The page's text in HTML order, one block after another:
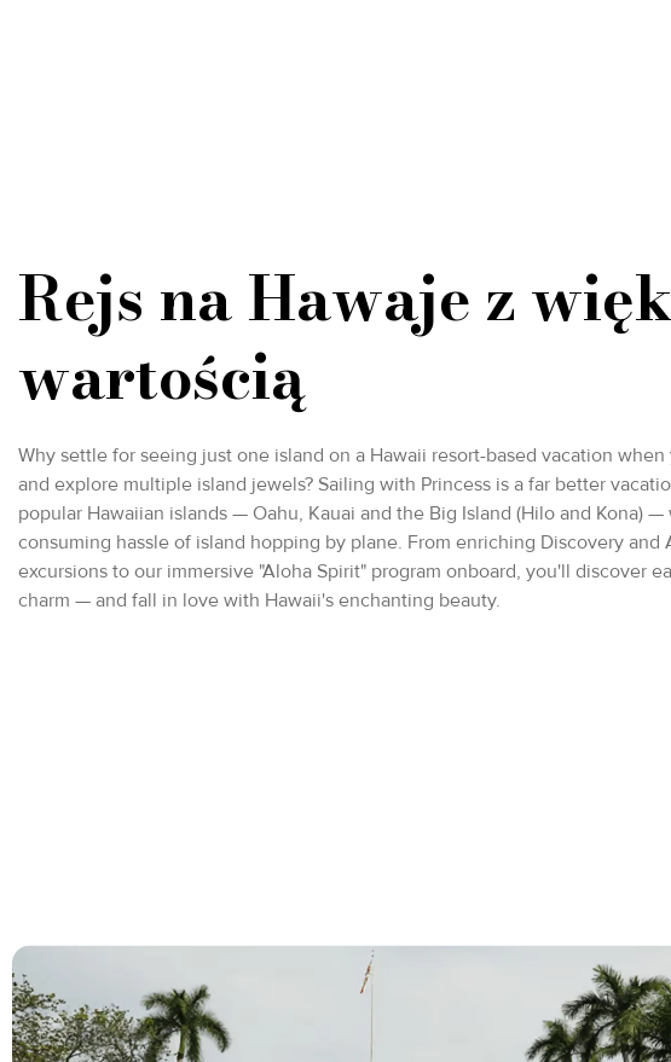
Rejs na Hawaje z
wartością
Why settle for seeing just one island on a Hawaii resort-based vacation
and explore multiple island jewels? Sailing with Princess is a far better
popular Hawaiian islands — Oahu, Kauai and the Big Island (Hilo and Kona)
consuming hassle of island hopping by plane. From enriching Discovery and
excursions to our immersive "Aloha Spirit" program onboard, you'll discover
charm — and fall in love with Hawaii's enchanting beauty.